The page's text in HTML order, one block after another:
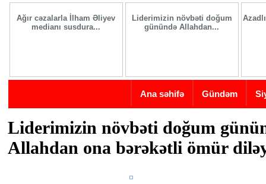
Skip to main content
Ağır cəzalarla İlham Əliyev
medianı susdura...
Liderimizin növbəti doğum
günündə Allahdan...
Ana səhifə Gündəm
Liderimizin növbəti doğum
Allahdan ona bərəkətli ömür